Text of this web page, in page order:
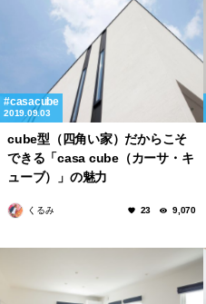
casacube
2019.09.03
cube型（四角い家）だからこそ
できる「casa cube（カーサ・キ
ューブ）」の魅力
くるみ 23 9,070